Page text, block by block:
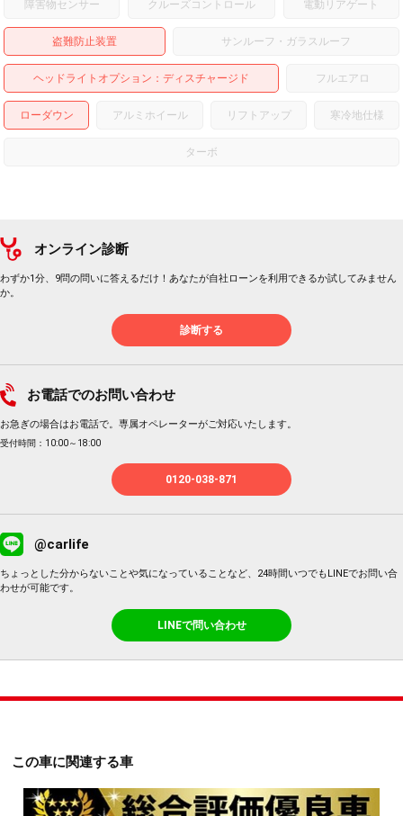
障害物センサー クルーズコントロール 電動リアゲート
盗難防止装置 サンルーフ・ガラスルーフ
ヘッドライトオプション ディスチャージド フルエアロ
ローダウン アルミホイール リフトアップ 寒冷地仕様
ターボ
オンライン診断
わずか1分、9問の問いに答えるだけ！あなたが自社ローンを利用できるか試してみません
か。
診断する
お電話でのお問い合わせ
お急ぎの場合はお電話で。専属オペレーターがご対応いたします。
受付時間：10:00～18:00
0120-038-871
@carlife
ちょっとした分からないことや気になっていることなど、24時間いつでもLINEでお問い合
わせが可能です。
LINEで問い合わせ
この車に関連する車